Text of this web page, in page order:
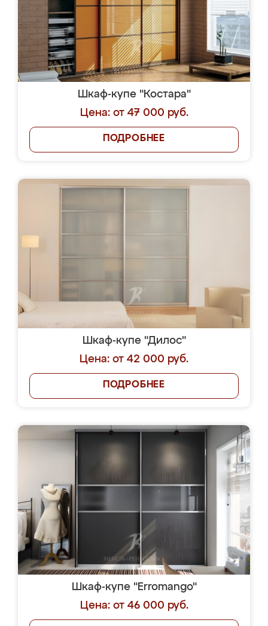
Шкаф-купе "Костара"
Цена: от 47 000 руб.
ПОДРОБНЕЕ
Шкаф-купе "Дилос"
Цена: от 42 000 руб.
ПОДРОБНЕЕ
Шкаф-купе "Erromango"
Цена: от 46 000 руб.